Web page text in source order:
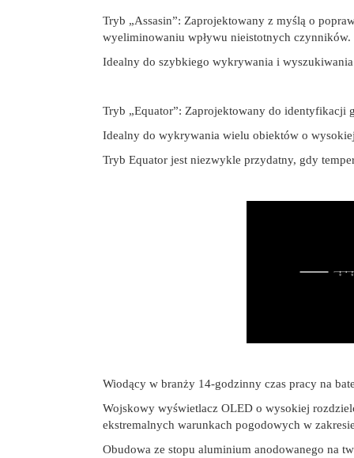
Tryb „Assasin”: Zaprojektowany z myślą o
wyeliminowaniu wpływu nieistotnych czynników.
Idealny do szybkiego wykrywania i
Tryb „Equator”: Zaprojektowany do identyfikacji
Idealny do wykrywania wielu obiektów o wysokiej
Tryb Equator jest niezwykle przydatny, gdy
Wiodący w branży 14-godzinny czas pracy na
Wojskowy wyświetlacz OLED o wysokiej
ekstremalnych warunkach pogodowych w
Obudowa ze stopu aluminium anodowanego na